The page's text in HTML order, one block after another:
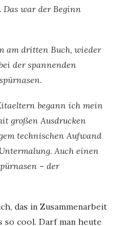
Das war der Beginn
am dritten Buch, wieder
der spannenden
begann ich mein
großen Ausdrucken
technischen Aufwand
Auch einen
– der
das in Zusammenarbeit
cool. Darf man heute